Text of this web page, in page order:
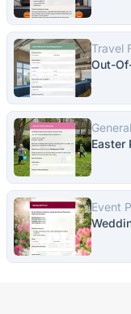
Travel
Out-
Easter
Event